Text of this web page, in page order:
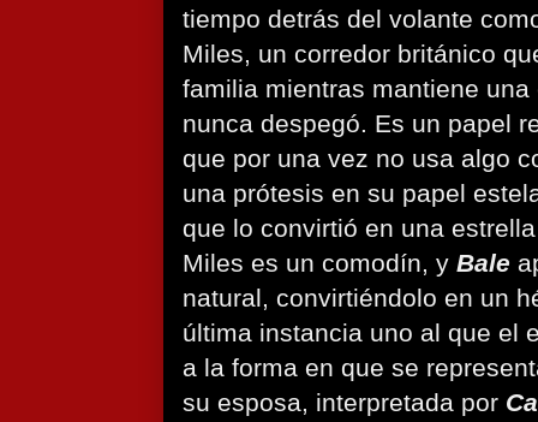
tiempo detrás del volante
Miles, un corredor británico
familia mientras mantiene
nunca despegó. Es un papel
que por una vez no usa algo
una prótesis en su papel
que lo convirtió en una
Miles es un comodín, y Bale
natural, convirtiéndolo en un
última instancia uno al que el
a la forma en que se
su esposa, interpretada por